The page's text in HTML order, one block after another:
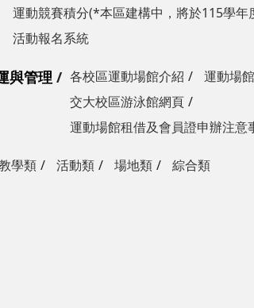
運動競賽積分(*本區建構中，將於115學年
活動報名系統
與管理 各校區運動場館介紹
運動場
交大校區游泳館網頁
運動場館租借及會員證申辦注意
學類 活動類 場地類 綜合類